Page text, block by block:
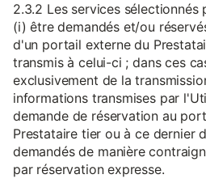
2.3.2 Les services
(i) être demandés et/ou
d'un portail externe du
transmis à celui-ci ; dans ces
exclusivement de la
informations transmises par
demande de réservation au
Prestataire tier ou à ce dernier
demandés de manière
par réservation expresse.